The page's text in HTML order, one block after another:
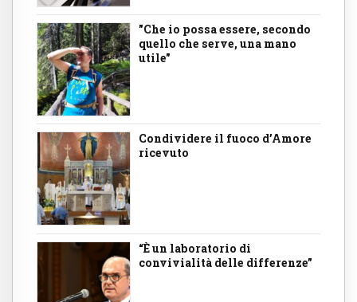
"Che io possa essere, secondo
quello che serve, una mano
utile"
Condividere il fuoco d’Amore
ricevuto
“È un laboratorio di
convivialità delle differenze”